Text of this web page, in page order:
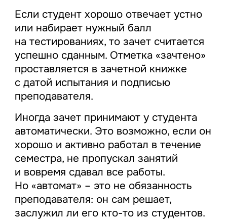
Если студент хорошо отвечает устно
или набирает нужный балл
на тестированиях, то зачет считается
успешно сданным. Отметка «зачтено»
проставляется в зачетной книжке
с датой испытания и подписью
преподавателя.
Иногда зачет принимают у студента
автоматически. Это возможно, если он
хорошо и активно работал в течение
семестра, не пропускал занятий
и вовремя сдавал все работы.
Но «автомат» – это не обязанность
преподавателя: он сам решает,
заслужил ли его кто-то из студентов.